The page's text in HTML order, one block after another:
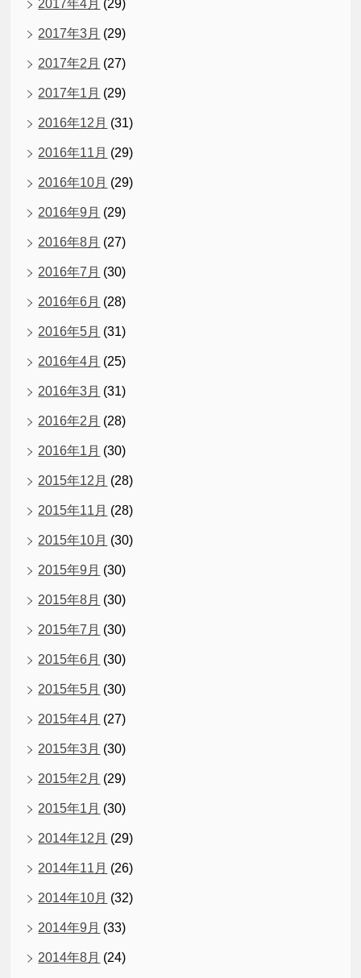
2017年4月 (29)
2017年3月 (29)
2017年2月 (27)
2017年1月 (29)
2016年12月 (31)
2016年11月 (29)
2016年10月 (29)
2016年9月 (29)
2016年8月 (27)
2016年7月 (30)
2016年6月 (28)
2016年5月 (31)
2016年4月 (25)
2016年3月 (31)
2016年2月 (28)
2016年1月 (30)
2015年12月 (28)
2015年11月 (28)
2015年10月 (30)
2015年9月 (30)
2015年8月 (30)
2015年7月 (30)
2015年6月 (30)
2015年5月 (30)
2015年4月 (27)
2015年3月 (30)
2015年2月 (29)
2015年1月 (30)
2014年12月 (29)
2014年11月 (26)
2014年10月 (32)
2014年9月 (33)
2014年8月 (24)